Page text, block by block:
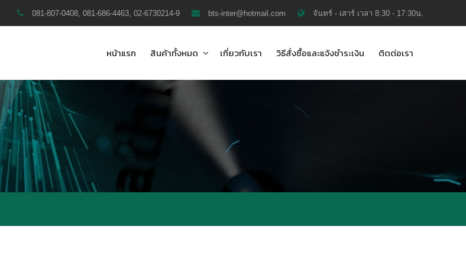
081-807-0408, 081-686-4463, 02-6730214-9 bts-inter@hotmail.com จันทร์ - เสาร์ เวลา 8:30 - 17:30น.
หน้าแรก สินค้าทั้งหมด เกี่ยวกับเรา วิธีสั่งซื้อและแจ้งชำระเงิน ติดต่อเรา